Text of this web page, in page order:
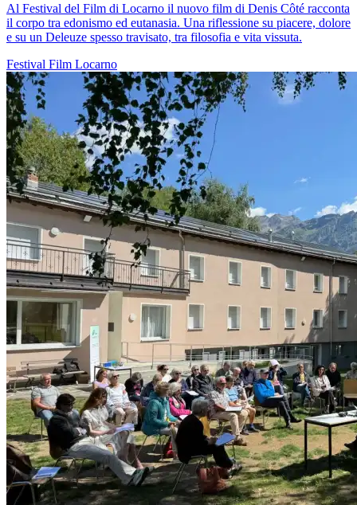
Al Festival del Film di Locarno il nuovo film di Denis Côté racconta
il corpo tra edonismo ed eutanasia. Una riflessione su piacere, dolore
e su un Deleuze spesso travisato, tra filosofia e vita vissuta.
Festival Film Locarno